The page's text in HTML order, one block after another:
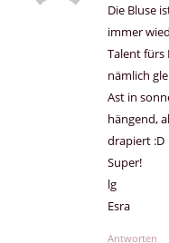
Die Bluse
immer
Talent fürs
nämlich
Ast in
hängend,
drapiert :D
Super!
lg
Esra
Antworten